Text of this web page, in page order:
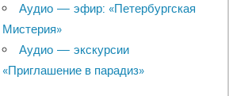
Аудио — эфир: «Петербургская
Мистерия»
Аудио — экскурсии
«Приглашение в парадиз»